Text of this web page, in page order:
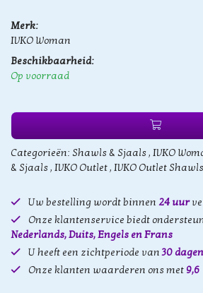
Merk:
IVKO Woman
Beschikbaarheid:
Op voorraad
Categorieën: Shawls & Sjaals, IVKO
& Sjaals, IVKO Outlet, IVKO Outlet
Uw bestelling wordt binnen 24 uur
Onze klantenservice biedt
Nederlands, Duits, Engels en Frans
U heeft een zichtperiode van30 dagen
Onze klanten waarderen ons met 9,6